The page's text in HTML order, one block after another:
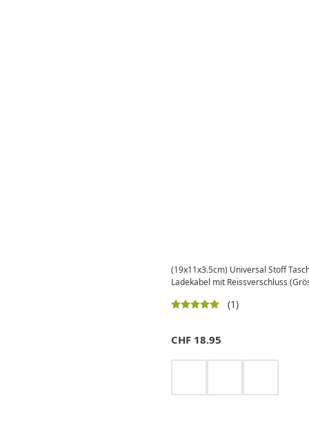
(19x11x3.5cm) Universal Stoff
Ladekabel mit Reissverschluss
(1)
CHF 18.95